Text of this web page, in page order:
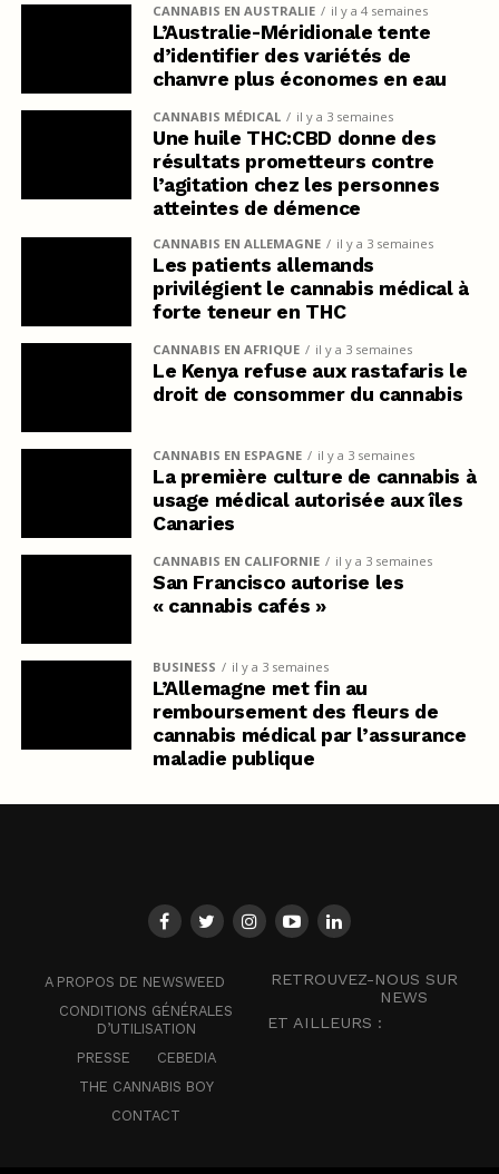
CANNABIS EN AUSTRALIE il y a 4 semaines
L’Australie-Méridionale tente
d’identifier des variétés de
chanvre plus économes en eau
CANNABIS MÉDICAL il y a 3 semaines
Une huile THC:CBD donne des
résultats prometteurs contre
l’agitation chez les personnes
atteintes de démence
CANNABIS EN ALLEMAGNE il y a 3 semaines
Les patients allemands
privilégient le cannabis médical à
forte teneur en THC
CANNABIS EN AFRIQUE il y a 3 semaines
Le Kenya refuse aux rastafaris le
droit de consommer du cannabis
CANNABIS EN ESPAGNE il y a 3 semaines
La première culture de cannabis à
usage médical autorisée aux îles
Canaries
CANNABIS EN CALIFORNIE il y a 3 semaines
San Francisco autorise les
« cannabis cafés »
BUSINESS il y a 3 semaines
L’Allemagne met fin au
remboursement des fleurs de
cannabis médical par l’assurance
maladie publique
A PROPOS DE NEWSWEED
CONDITIONS GÉNÉRALES
D’UTILISATION
PRESSE
CEBEDIA
THE CANNABIS BOY
CONTACT
RETROUVEZ-NOUS SUR
NEWS
ET AILLEURS :